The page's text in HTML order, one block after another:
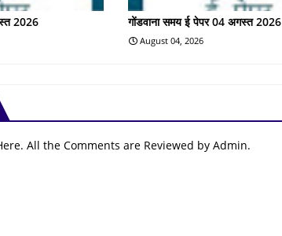
2026 गोंडवाना समय ई पेपर 04 अगस्त 2026
August 04, 2026
All the Comments are Reviewed by Admin.